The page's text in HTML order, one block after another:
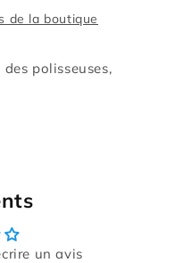
de la boutique
polisseuses,
un avis